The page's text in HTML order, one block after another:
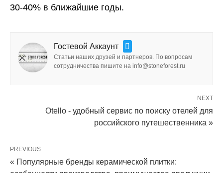
30-40% в ближайшие годы.
Гостевой Аккаунт
Статьи наших друзей и партнеров. По вопросам
сотрудничества пишите на info@stoneforest.ru
NEXT
Otello - удобный сервис по поиску отелей для
российского путешественника »
PREVIOUS
« Популярные бренды керамической плитки: